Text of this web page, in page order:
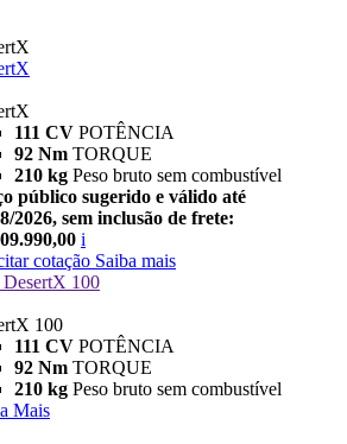
111 CV POTÊNCIA
92 Nm TORQUE
210 kg Peso bruto sem combustível
público sugerido e válido até
2026, sem inclusão de frete:
i
cotação Saiba mais
DesertX 100
100
111 CV POTÊNCIA
92 Nm TORQUE
210 kg Peso bruto sem combustível
Mais